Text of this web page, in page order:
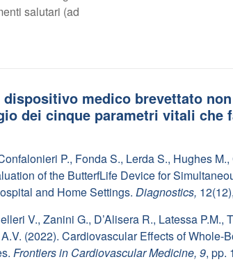
salutari (ad
dispositivo medico brevettato
dei cinque parametri vitali che
P., Fonda S., Lerda S., Hughes
of the ButterfLife Device for
and Home Settings. Diagnostics,
V., Zanini G., D’Alisera R., Latessa P.M.,
(2022). Cardiovascular Effects of Whole-
Frontiers in Cardiovascular Medicine, 9, pp.